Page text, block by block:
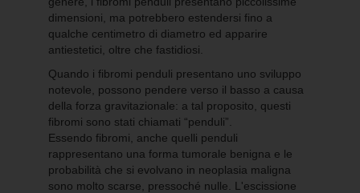
dimensioni, ma potrebbero estendersi fino a
qualche centimetro di diametro ed apparire
antiestetici, oltre che fastidiosi.
Quando i fibromi penduli presentano uno sviluppo
notevole, possono pendere verso il basso a causa
della forza gravitazionale: a tal proposito, questi
fibromi sono stati chiamati “penduli”.
Essendo fibromi, anche quelli penduli
rappresentano una forma tumorale benigna e le
probabilità che si evolvano in neoplasia maligna
sono molto scarse, pressoché nulle. L'escissione